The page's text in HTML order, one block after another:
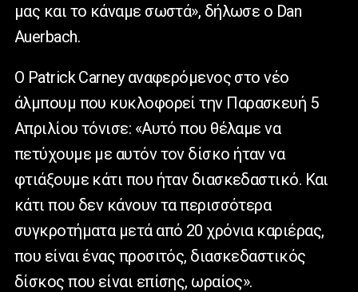
μας και το κάναμε σωστά», δήλωσε ο Dan
Auerbach.
Ο Patrick Carney αναφερόμενος στο νέο
άλμπουμ που κυκλοφορεί την Παρασκευή 5
Απριλίου τόνισε: «Αυτό που θέλαμε να
πετύχουμε με αυτόν τον δίσκο ήταν να
φτιάξουμε κάτι που ήταν διασκεδαστικό. Και
κάτι που δεν κάνουν τα περισσότερα
συγκροτήματα μετά από 20 χρόνια καριέρας,
που είναι ένας προσιτός, διασκεδαστικός
δίσκος που είναι επίσης, ωραίος».